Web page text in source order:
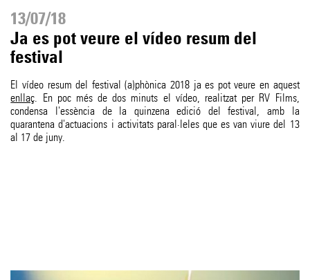
13/07/18
Ja es pot veure el vídeo resum del
festival
El vídeo resum del festival (a)phònica 2018 ja es pot veure en aquest
enllaç. En poc més de dos minuts el vídeo, realitzat per RV Films,
condensa l'essència de la quinzena edició del festival, amb la
quarantena d'actuacions i activitats paral·leles que es van viure del 13
al 17 de juny.